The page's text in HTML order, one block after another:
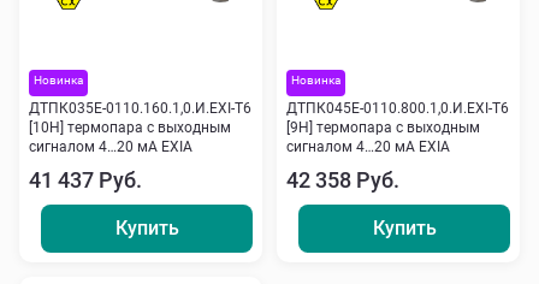
Новинка
ДТПК035Е-0110.160.1,0.И.ЕХI-Т6
[10Н] термопара с выходным
сигналом 4…20 мА EXIA
41 437 Руб.
Купить
Новинка
ДТПК045Е-0110.800.1,0.И.ЕХI-Т6
[9Н] термопара с выходным
сигналом 4…20 мА EXIA
42 358 Руб.
Купить